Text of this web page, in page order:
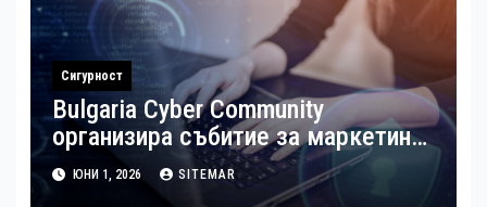
Сигурност
Bulgaria Cyber Community
организира събитие за маркетинг
в киберсигурността и изграждане
на личен бранд
ЮНИ 1, 2026 SITEMAR